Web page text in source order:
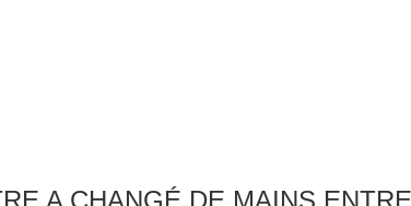
A CHANGÉ DE MAINS